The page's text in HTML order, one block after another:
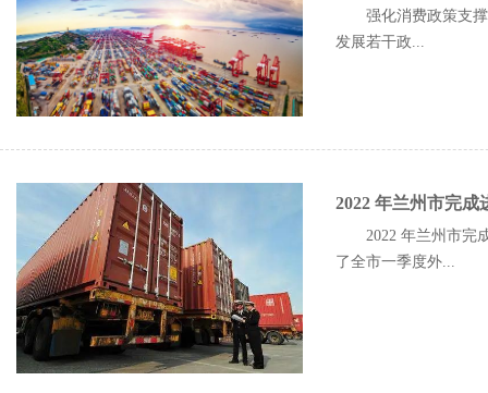
强化消费政策支
发展若干政...
2022 年兰州市完成
2022 年兰州市完
了全市一季度外...